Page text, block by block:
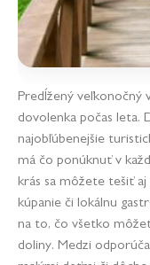
Predĺžený veľkonočný
dovolenka počas leta.
najobľúbenejšie
má čo ponúknuť v
krás sa môžete tešiť
kúpanie či lokálnu
na to, čo všetko
doliny. Medzi